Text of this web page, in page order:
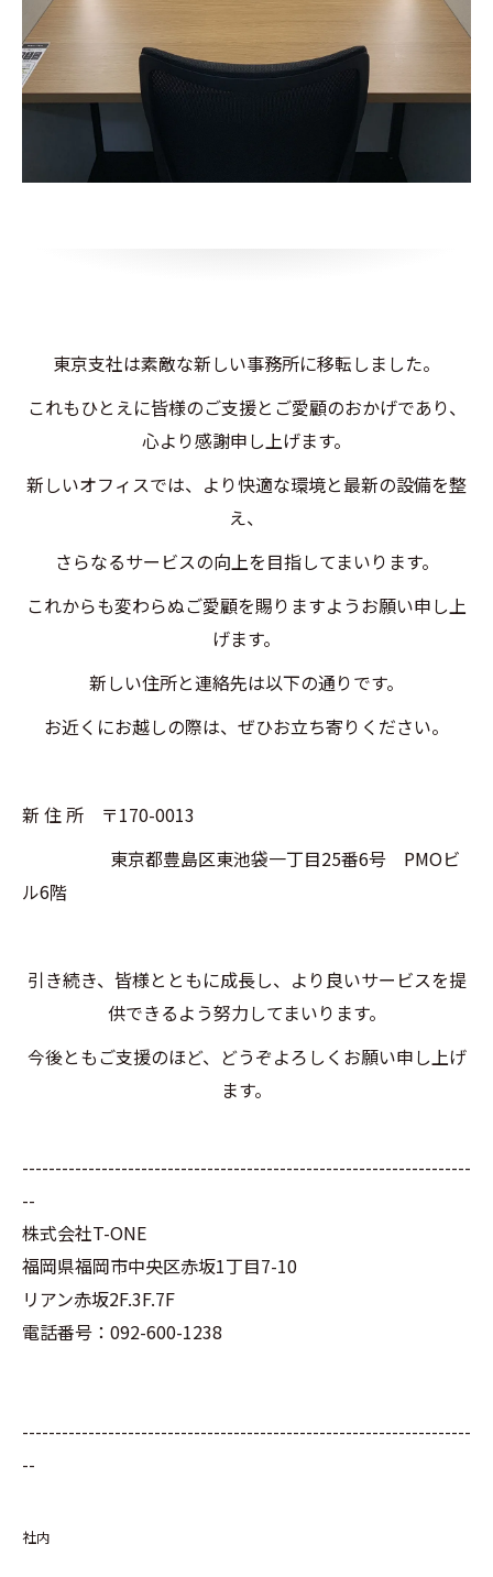
東京支社は素敵な新しい事務所に移転しました。
これもひとえに皆様のご支援とご愛顧のおかげであり、
心より感謝申し上げます。
新しいオフィスでは、より快適な環境と最新の設備を整
え、
さらなるサービスの向上を目指してまいります。
これからも変わらぬご愛顧を賜りますようお願い申し上
げます。
新しい住所と連絡先は以下の通りです。
お近くにお越しの際は、ぜひお立ち寄りください。
新 住 所 〒170-0013
東京都豊島区東池袋一丁目25番6号 PMOビ
ル6階
引き続き、皆様とともに成長し、より良いサービスを提
供できるよう努力してまいります。
今後ともご支援のほど、どうぞよろしくお願い申し上げ
ます。
--------------------------------------------------------------------
--
株式会社T-ONE
福岡県福岡市中央区赤坂1丁目7-10
リアン赤坂2F.3F.7F
電話番号：092-600-1238
--------------------------------------------------------------------
--
社内